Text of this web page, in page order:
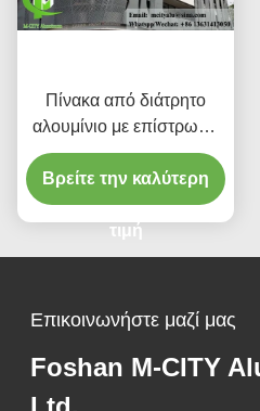
Πίνακα από διάτρητο
αλουμίνιο με επίστρωση
σκόνης με
προσαρμοσμένα
χρώματα RAL και μοτίβα
κοπής λέιζερ για
επένδυση προσόφων
Βρείτε την καλύτερη
τιμή
Επικοινωνήστε μαζί μας
Foshan M-CITY